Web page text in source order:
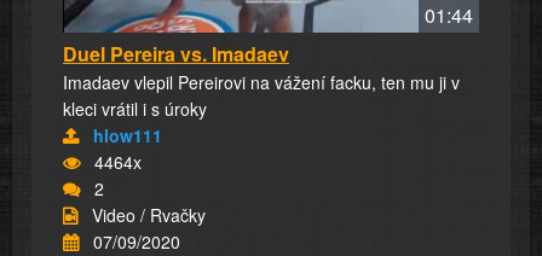
01:44
Duel Pereira vs. Imadaev
Imadaev vlepil Pereirovi na vážení facku, ten mu ji v
kleci vrátil i s úroky
hlow111
4464x
2
Video / Rvačky
07/09/2020